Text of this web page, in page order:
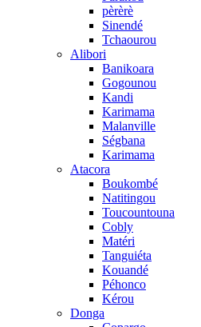
pèrèrè
Sinendé
Tchaourou
Alibori
Banikoara
Gogounou
Kandi
Karimama
Malanville
Ségbana
Karimama
Atacora
Boukombé
Natitingou
Toucountouna
Cobly
Matéri
Tanguiéta
Kouandé
Péhonco
Kérou
Donga